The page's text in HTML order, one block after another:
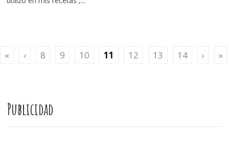
« ‹ 8 9 10 11 12 13 14 › »
Publicidad